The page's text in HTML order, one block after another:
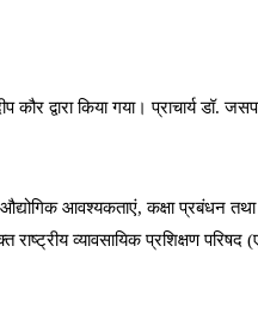
द्वारा किया गया। प्राचार्य
आवश्यकताएं, कक्षा प्रबंधन
व्यावसायिक प्रशिक्षण परिषद